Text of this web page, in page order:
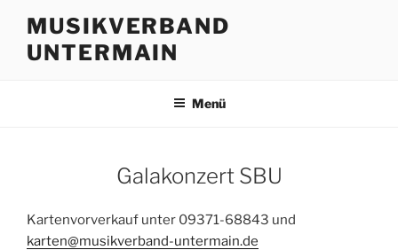
Inhalt
springen
MUSIKVERBAND
UNTERMAIN
Menü
Galakonzert SBU
Kartenvorverkauf unter 09371-68843 und
karten@musikverband-untermain.de